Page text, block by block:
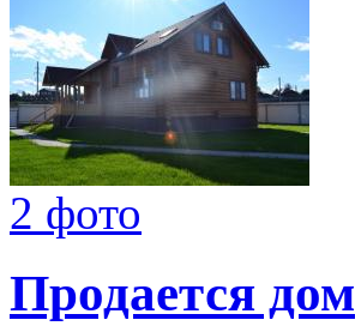
2 фото
Продается дом